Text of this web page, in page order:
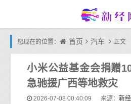
您现在的位置： 首页 汽车 正文
小米公益基金会捐赠
急驰援广西等地救灾
2026-07-08 00:40:09 来源： 新